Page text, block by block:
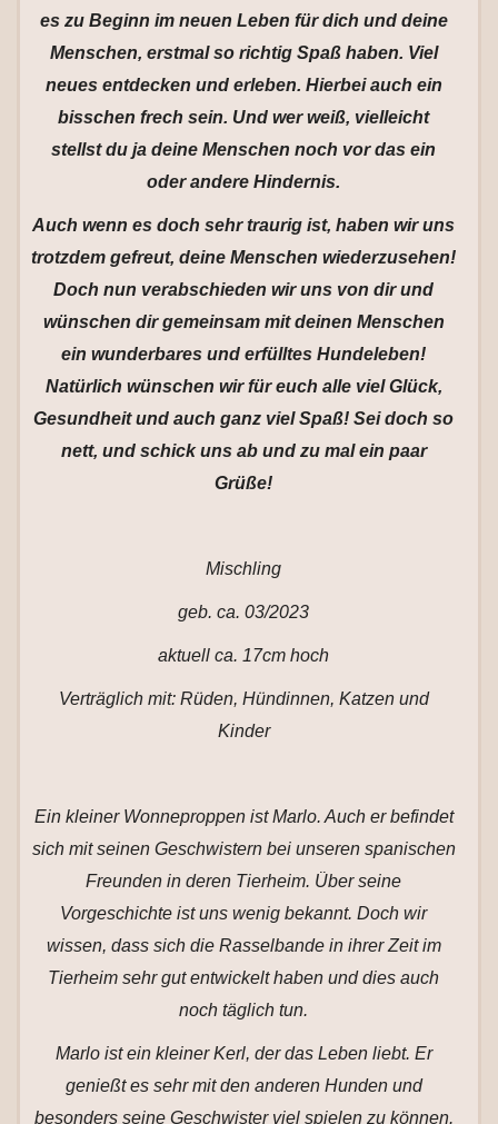
es zu Beginn im neuen Leben für dich und deine
Menschen, erstmal so richtig Spaß haben. Viel
neues entdecken und erleben. Hierbei auch ein
bisschen frech sein. Und wer weiß, vielleicht
stellst du ja deine Menschen noch vor das ein
oder andere Hindernis.
Auch wenn es doch sehr traurig ist, haben wir uns
trotzdem gefreut, deine Menschen wiederzusehen!
Doch nun verabschieden wir uns von dir und
wünschen dir gemeinsam mit deinen Menschen
ein wunderbares und erfülltes Hundeleben!
Natürlich wünschen wir für euch alle viel Glück,
Gesundheit und auch ganz viel Spaß! Sei doch so
nett, und schick uns ab und zu mal ein paar
Grüße!
Mischling
geb. ca. 03/2023
aktuell ca. 17cm hoch
Verträglich mit: Rüden, Hündinnen, Katzen und
Kinder
Ein kleiner Wonneproppen ist Marlo. Auch er befindet
sich mit seinen Geschwistern bei unseren spanischen
Freunden in deren Tierheim. Über seine
Vorgeschichte ist uns wenig bekannt. Doch wir
wissen, dass sich die Rasselbande in ihrer Zeit im
Tierheim sehr gut entwickelt haben und dies auch
noch täglich tun.
Marlo ist ein kleiner Kerl, der das Leben liebt. Er
genießt es sehr mit den anderen Hunden und
besonders seine Geschwister viel spielen zu können.